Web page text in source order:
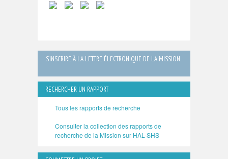
S’INSCRIRE À LA LETTRE ÉLECTRONIQUE DE LA MISSION
RECHERCHER UN RAPPORT
Tous les rapports de recherche
Consulter la collection des rapports de
recherche de la Mission sur HAL-SHS